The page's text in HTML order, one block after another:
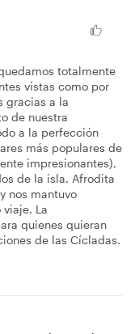
totalmente
vistas como por
gracias a la
de nuestra
a la perfección
más populares de
impresionantes),
de la isla. Afrodita
nos mantuvo
La
quienes quieran
de las Cícladas.